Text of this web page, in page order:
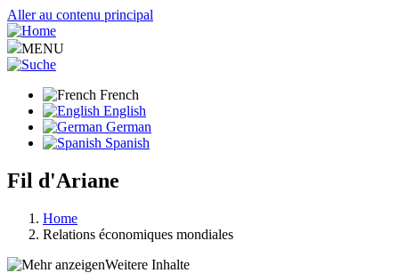
Aller au contenu principal
MENU
French
English
German
Spanish
Fil d'Ariane
Home
Relations économiques mondiales
Weitere Inhalte